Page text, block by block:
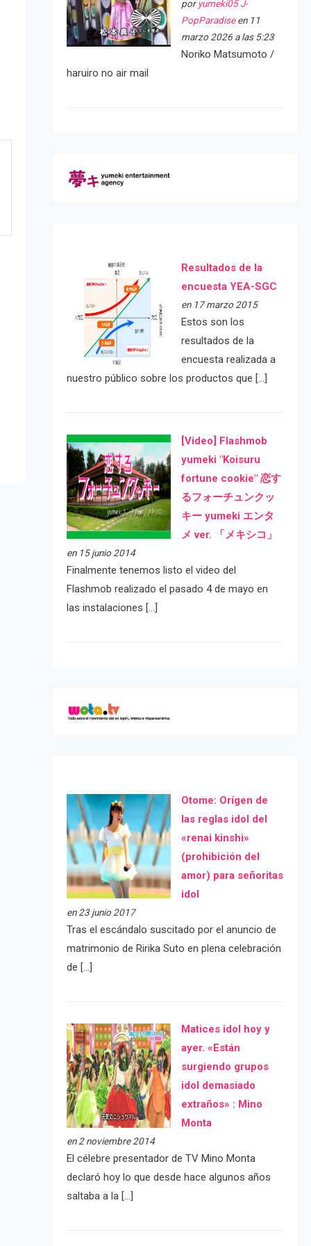
por yumeki05 J-
PopParadiseen 11
marzo 2026 a las 5:23
Noriko Matsumoto /
haruiro no air mail
Resultados de la
encuesta YEA-SGC
en 17 marzo 2015
Estos son los
resultados de la
encuesta realizada a
nuestro público sobre los productos que […]
[Video] Flashmob
yumeki "Koisuru
fortune cookie" 恋す
るフォーチュンクッ
キー yumeki エンタ
メ ver. 「メキシコ」
en 15 junio 2014
Finalmente tenemos listo el video del
Flashmob realizado el pasado 4 de mayo en
las instalaciones […]
Otome: Orígen de
las reglas idol del
«renai kinshi»
(prohibición del
amor) para señoritas
idol
en 23 junio 2017
Tras el escándalo suscitado por el anuncio de
matrimonio de Ririka Suto en plena celebración
de […]
Matices idol hoy y
ayer. «Están
surgiendo grupos
idol demasiado
extraños» : Mino
Monta
en 2 noviembre 2014
El célebre presentador de TV Mino Monta
declaró hoy lo que desde hace algunos años
saltaba a la […]